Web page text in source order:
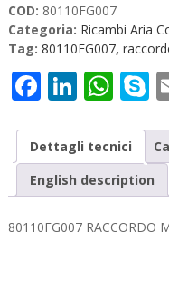
VALV.FLAN.X134A
quantità
COD: 80110FG007
Categoria: Ricambi Aria
Tag: 80110FG007,
Facebook
Dettagli tecnici
English description
80110FG007 RACCORDO